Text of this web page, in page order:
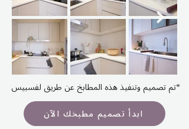
تم تصميم وتنفيذ هذه المطابخ عن طريق لفسبيس*
ابدأ تصميم مطبخك الآن